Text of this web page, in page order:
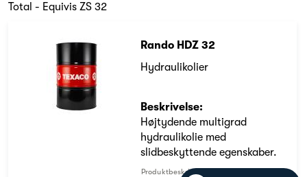
Total - Equivis ZS 32
Rando HDZ 32
Hydraulikolier
Beskrivelse:
Højtydende multigrad
hydraulikolie med
slidbeskyttende egenskaber.
Produktbeskrivelse: